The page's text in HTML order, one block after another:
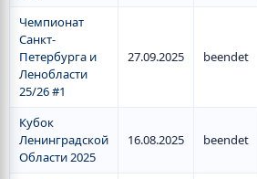
Чемпионат
Санкт-
Петербурга и
Ленобласти
25/26 #1
27.09.2025 beendet
Кубок
Ленинградской
Области 2025
16.08.2025 beendet